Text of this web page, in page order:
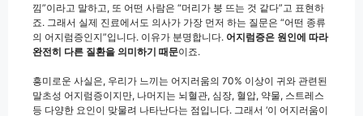
낌”이라고 말하고, 또 어떤 사람은 “머리가 붕 뜨는 것 같다”고 표현하
죠. 그래서 실제 진료에서도 의사가 가장 먼저 하는 질문은 “어떤 종류
의 어지럼증인지”입니다. 이유가 분명합니다. 어지럼증은 원인에 따라
완전히 다른 질환을 의미하기 때문이죠.
흥미로운 사실은, 우리가 느끼는 어지러움의 70% 이상이 귀와 관련된
말초성 어지럼증이지만, 나머지는 뇌혈관, 심장, 혈압, 약물, 스트레스
등 다양한 요인이 맞물려 나타난다는 점입니다. 그래서 ‘이 어지러움이